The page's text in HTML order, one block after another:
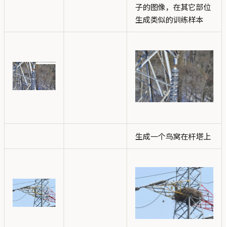
子的图像，在其它部位
生成类似的训练样本
生成一个鸟窝在杆塔上